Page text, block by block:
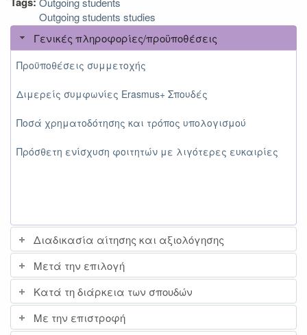
Outgoing students studies
Γενικές πληροφορίες/προϋποθέσεις
Προϋποθέσεις συμμετοχής
Διμερείς συμφωνίες Erasmus+ Σπουδές
Ποσά χρηματοδότησης και τρόπος υπολογισμού
Πρόσθετη ενίσχυση φοιτητών με λιγότερες ευκαιρίες
Διαδικασία αίτησης και αξιολόγησης
Μετά την επιλογή
Κατά τη διάρκεια των σπουδών
Με την επιστροφή